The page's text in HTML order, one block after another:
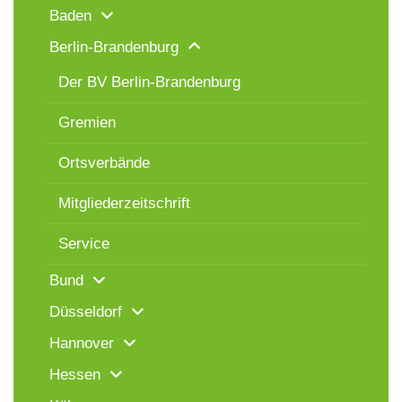
Baden
Berlin-Brandenburg
Der BV Berlin-Brandenburg
Gremien
Ortsverbände
Mitgliederzeitschrift
Service
Bund
Düsseldorf
Hannover
Hessen